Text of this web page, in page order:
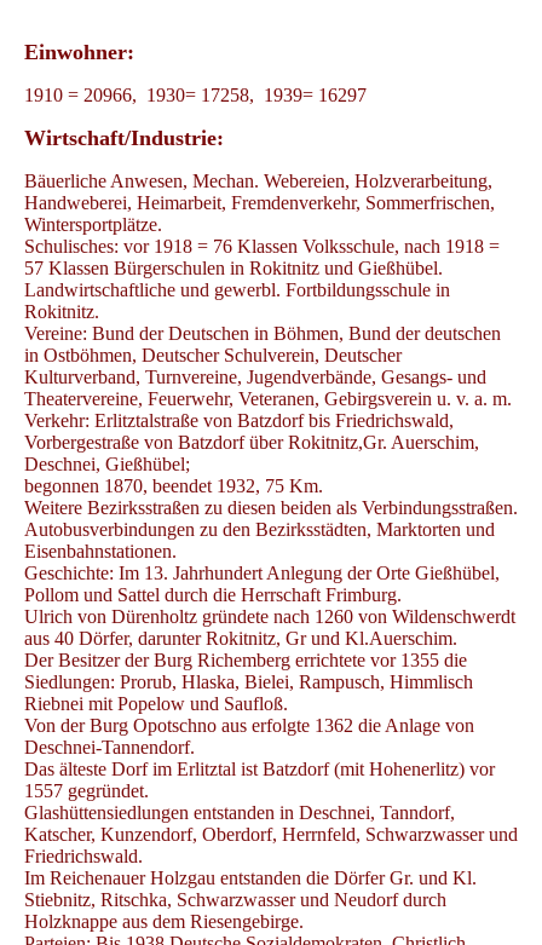
Einwohner:
1910 = 20966, 1930= 17258, 1939= 16297
Wirtschaft/Industrie:
Bäuerliche Anwesen, Mechan. Webereien, Holzverarbeitung,
Handweberei, Heimarbeit, Fremdenverkehr, Sommerfrischen,
Wintersportplätze.
Schulisches: vor 1918 = 76 Klassen Volksschule, nach 1918 =
57 Klassen Bürgerschulen in Rokitnitz und Gießhübel.
Landwirtschaftliche und gewerbl. Fortbildungsschule in
Rokitnitz.
Vereine: Bund der Deutschen in Böhmen, Bund der deutschen
in Ostböhmen, Deutscher Schulverein, Deutscher
Kulturverband, Turnvereine, Jugendverbände, Gesangs- und
Theatervereine, Feuerwehr, Veteranen, Gebirgsverein u. v. a. m.
Verkehr: Erlitztalstraße von Batzdorf bis Friedrichswald,
Vorbergestraße von Batzdorf über Rokitnitz,Gr. Auerschim,
Deschnei, Gießhübel;
begonnen 1870, beendet 1932, 75 Km.
Weitere Bezirksstraßen zu diesen beiden als Verbindungsstraßen.
Autobusverbindungen zu den Bezirksstädten, Marktorten und
Eisenbahnstationen.
Geschichte: Im 13. Jahrhundert Anlegung der Orte Gießhübel,
Pollom und Sattel durch die Herrschaft Frimburg.
Ulrich von Dürenholtz gründete nach 1260 von Wildenschwerdt
aus 40 Dörfer, darunter Rokitnitz, Gr und Kl.Auerschim.
Der Besitzer der Burg Richemberg errichtete vor 1355 die
Siedlungen: Prorub, Hlaska, Bielei, Rampusch, Himmlisch
Riebnei mit Popelow und Saufloß.
Von der Burg Opotschno aus erfolgte 1362 die Anlage von
Deschnei-Tannendorf.
Das älteste Dorf im Erlitztal ist Batzdorf (mit Hohenerlitz) vor
1557 gegründet.
Glashüttensiedlungen entstanden in Deschnei, Tanndorf,
Katscher, Kunzendorf, Oberdorf, Herrnfeld, Schwarzwasser und
Friedrichswald.
Im Reichenauer Holzgau entstanden die Dörfer Gr. und Kl.
Stiebnitz, Ritschka, Schwarzwasser und Neudorf durch
Holzknappe aus dem Riesengebirge.